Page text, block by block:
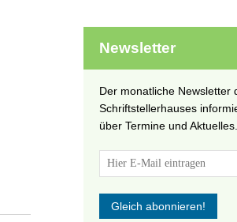
Newsletter
Der monatliche Newsletter
Schriftstellerhauses
über Termine und Aktuelles.